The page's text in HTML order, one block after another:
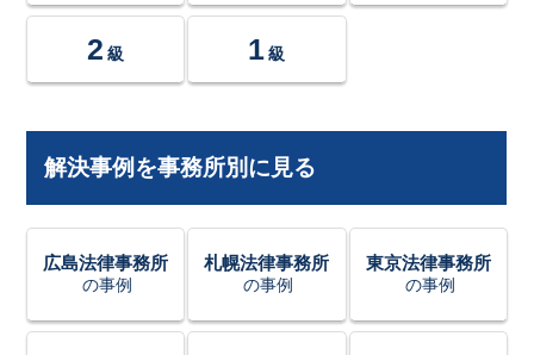
2 級 1 級
解決事例を事務所別に見る
広島法律事務所
の事例
札幌法律事務所
の事例
東京法律事務所
の事例